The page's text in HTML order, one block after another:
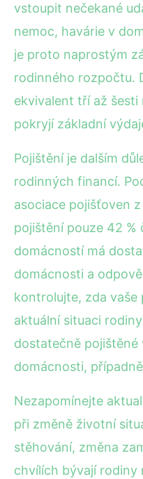
vstoupit nečekané
nemoc, havárie v
je proto naprostým
rodinného rozpočtu.
ekvivalent tří až
pokryjí základní
Pojištění je dalším
rodinných financí.
asociace pojišťoven
pojištění pouze 42 %
domácností má
domácnosti a
kontrolujte, zda
aktuální situaci
dostatečně pojištěné
domácnosti,
Nezapomínejte
při změně životní
stěhování, změna
chvílích bývají rodiny